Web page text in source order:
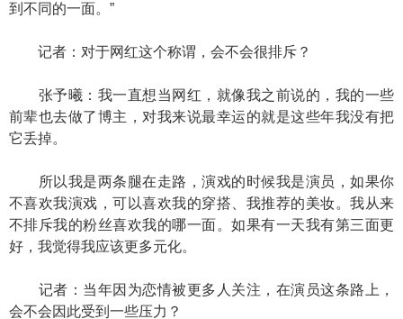
到不同的一面。”
记者：对于网红这个称谓，会不会很排斥？
张予曦：我一直想当网红，就像我之前说的，我的一些
前辈也去做了博主，对我来说最幸运的就是这些年我没有把
它丢掉。
所以我是两条腿在走路，演戏的时候我是演员，如果你
不喜欢我演戏，可以喜欢我的穿搭、我推荐的美妆。我从来
不排斥我的粉丝喜欢我的哪一面。如果有一天我有第三面更
好，我觉得我应该更多元化。
记者：当年因为恋情被更多人关注，在演员这条路上，
会不会因此受到一些压力？